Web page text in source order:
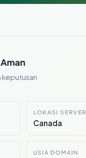
keputusan
LOKASI SERVER
Canada
USIA DOMAIN